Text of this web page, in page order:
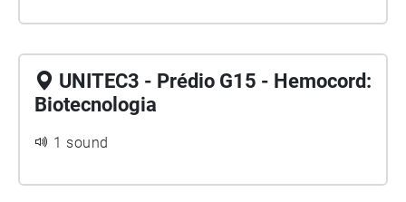
UNITEC3 - Prédio G15 - Hemocord:
Biotecnologia
1 sound